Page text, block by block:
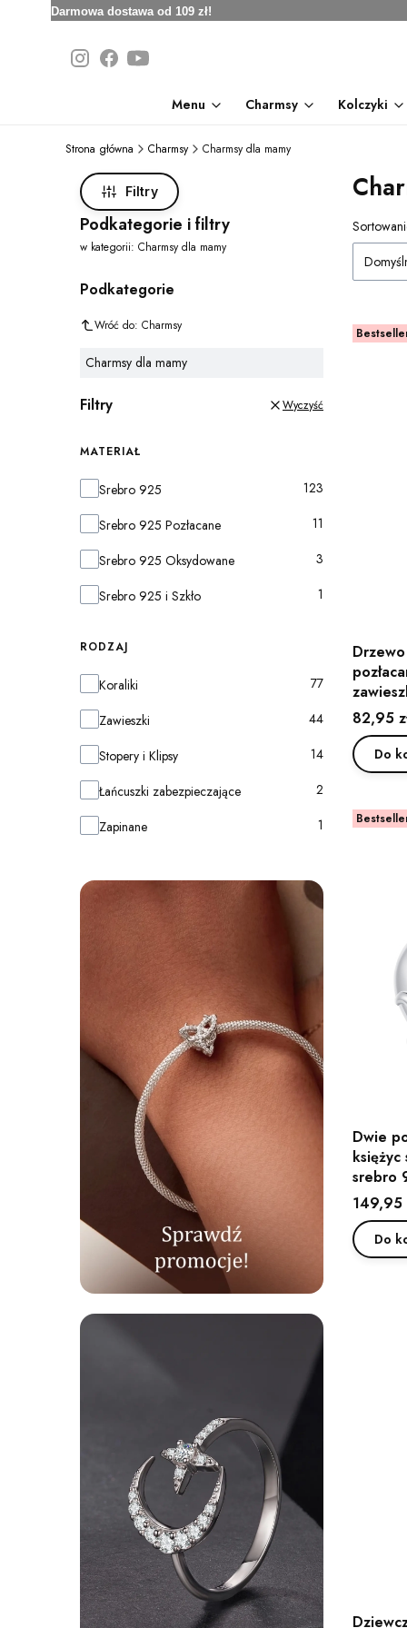
Darmowa dostawa od 109 zł!
Menu Charmsy Kolczyki
Strona główna Charmsy Charmsy dla mamy
Filtry
Podkategorie i filtry
w kategorii: Charmsy dla mamy
Podkategorie
Wróć do: Charmsy
Charmsy dla mamy
Filtry Wyczyść
MATERIAŁ
Materiał
Srebro 925 123
Srebro 925 Pozłacane 11
Srebro 925 Oksydowane 3
Srebro 925 i Szkło 1
RODZAJ
Rodzaj
Koraliki 77
Zawieszki 44
Stopery i Klipsy 14
Łańcuszki zabezpieczające 2
Zapinane 1
Lista
Cena
82,95
Do
Dwie
księżyc
srebro
Cena
149,95
Do